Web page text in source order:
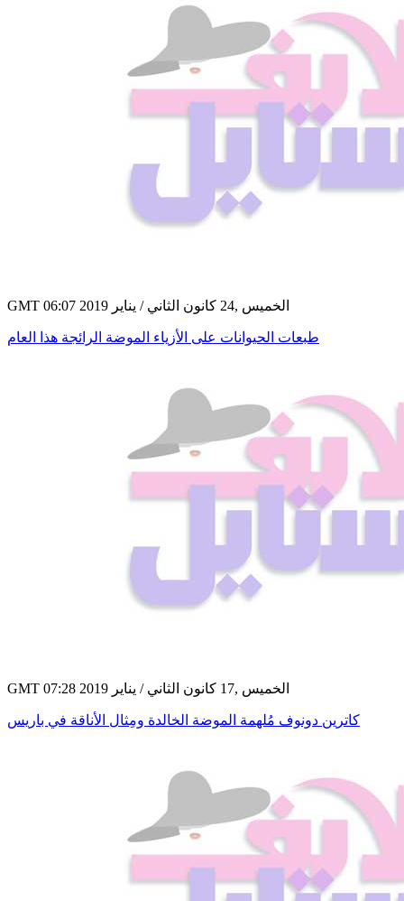
GMT 06:07 2019 الخميس ,24 كانون الثاني / يناير
طبعات الحيوانات على الأزياء الموضة الرائجة هذا العام
GMT 07:28 2019 الخميس ,17 كانون الثاني / يناير
كاترين دونوف مُلهمة الموضة الخالدة ومِثال الأناقة في باريس